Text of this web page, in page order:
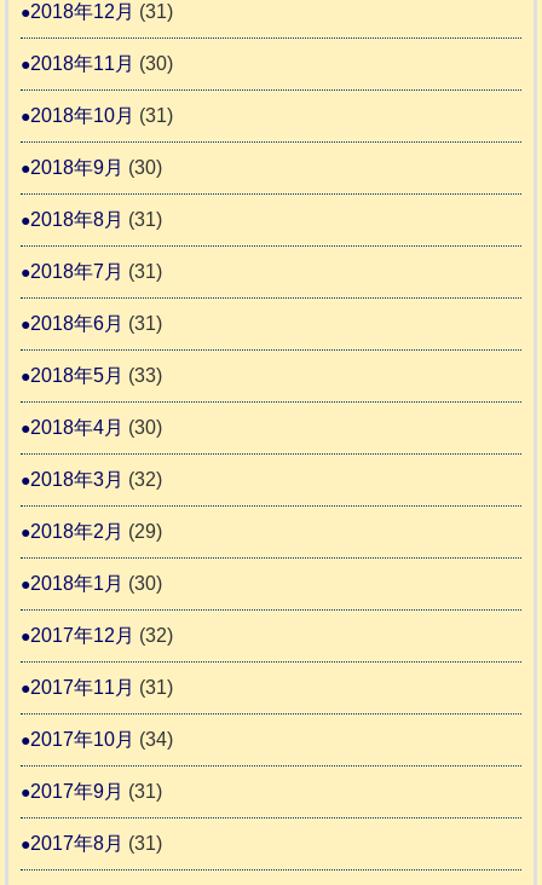
2018年12月 (31)
2018年11月 (30)
2018年10月 (31)
2018年9月 (30)
2018年8月 (31)
2018年7月 (31)
2018年6月 (31)
2018年5月 (33)
2018年4月 (30)
2018年3月 (32)
2018年2月 (29)
2018年1月 (30)
2017年12月 (32)
2017年11月 (31)
2017年10月 (34)
2017年9月 (31)
2017年8月 (31)